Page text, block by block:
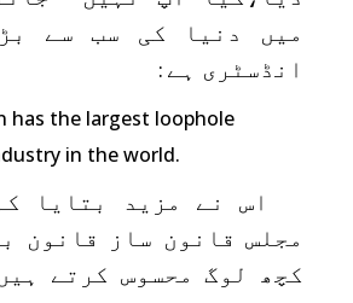
میں دنیا کی سب سے
انڈسٹری ہے :
has the largest loophole
in the world.
اس نے مزید بتایا
مجلس قانون ساز قانون
کچھ لوگ محسوس کرتے